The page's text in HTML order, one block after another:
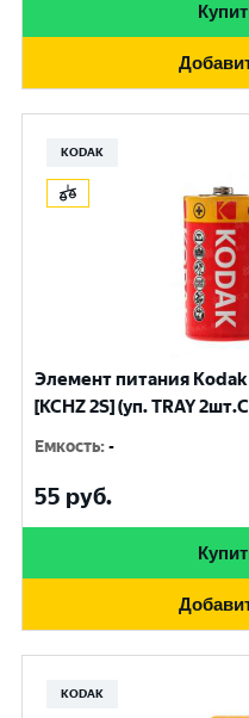
KODAK
Элемент питания Kodak
[KCHZ 2S] (уп. TRAY
Емкость:-
55 руб.
KODAK